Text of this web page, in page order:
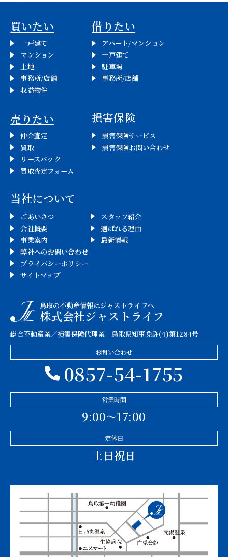
ズ
投
稿
ナ
ビ
ゲ
シ
ョ
ン
買いたい
一戸建て
マンション
土地
事務所/店舗
収益物件
借りたい
アパート/マンション
一戸建て
駐車場
事務所/店舗
売りたい
仲介査定
買取
リースバック
買取査定フォーム
損害保険
損害保険サービス
損害保険お問い合わせ
当社について
ごあいさつ
会社概要
事業案内
スタッフ紹介
選ばれる理由
最新情報
弊社へのお問い合わせ
プライバシーポリシー
サイトマップ
鳥取の不動産情報はジャストライフへ
株式会社ジャストライフ
総合不動産業／損害保険代理業 鳥取県知事免許(4)第1284号
お問い合わせ
0857-54-1755
営業時間
9:00〜17:00
定休日
土日祝日